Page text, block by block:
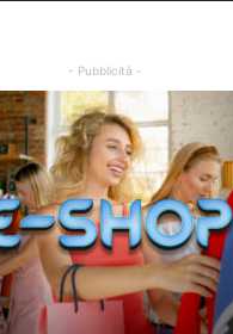
- Pubblicità -